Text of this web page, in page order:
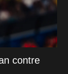
contre